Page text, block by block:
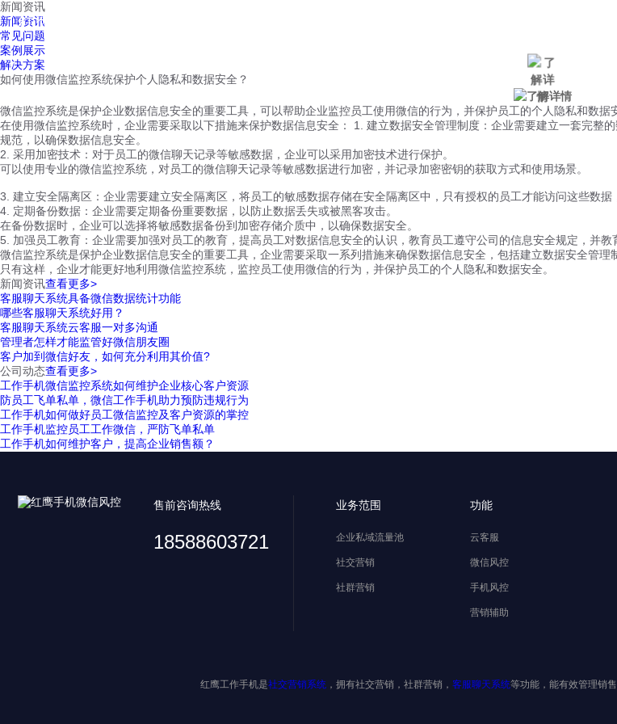
红鹰工作手机
新闻资讯
新闻资讯
常见问题
案例展示
解决方案
如何使用微信监控系统保护个人隐私和数据安全？
微信监控系统是保护企业数据信息安全的重要工具，可以帮助企业监控员工使用微信的行为，并保护员工的个人隐私和数据
在使用微信监控系统时，企业需要采取以下措施来保护数据信息安全： 1. 建立数据安全管理制度：企业需要建立一套完
规范，以确保数据信息安全。
2. 采用加密技术：对于员工的微信聊天记录等敏感数据，企业可以采用加密技术进行保护。
可以使用专业的微信监控系统，对员工的微信聊天记录等敏感数据进行加密，并记录加密密钥的获取方式和使用场景。
3. 建立安全隔离区：企业需要建立安全隔离区，将员工的敏感数据存储在安全隔离区中，只有授权的员工才能访问这些数据
4. 定期备份数据：企业需要定期备份重要数据，以防止数据丢失或被黑客攻击。
在备份数据时，企业可以选择将敏感数据备份到加密存储介质中，以确保数据安全。
5. 加强员工教育：企业需要加强对员工的教育，提高员工对数据信息安全的认识，教育员工遵守公司的信息安全规定，并教
微信监控系统是保护企业数据信息安全的重要工具，企业需要采取一系列措施来确保数据信息安全，包括建立数据安全管
只有这样，企业才能更好地利用微信监控系统，监控员工使用微信的行为，并保护员工的个人隐私和数据安全。
新闻资讯查看更多>
客服聊天系统具备微信数据统计功能
哪些客服聊天系统好用？
客服聊天系统云客服一对多沟通
管理者怎样才能监管好微信朋友圈
客户加到微信好友，如何充分利用其价值?
公司动态查看更多>
工作手机微信监控系统如何维护企业核心客户资源
防员工飞单私单，微信工作手机助力预防违规行为
工作手机如何做好员工微信监控及客户资源的掌控
工作手机监控员工工作微信，严防飞单私单
工作手机如何维护客户，提高企业销售额？
售前咨询热线
18588603721
业务范围
企业私域流量池
社交营销
社群营销
功能
云客服
微信风控
手机风控
营销辅助
红鹰工作手机是社交营销系统 ，拥有社交营销，社群营销， 客服聊天系统等功能，能有效管理销